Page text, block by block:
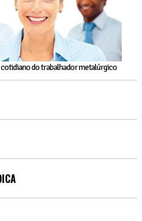
do trabalhador metalúrgico